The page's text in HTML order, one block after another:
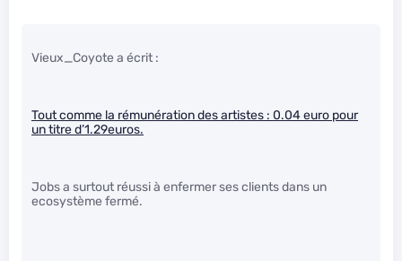
Vieux_Coyote a écrit :
Tout comme la rémunération des artistes : 0.04 euro pour
un titre d’1.29euros.
Jobs a surtout réussi à enfermer ses clients dans un
ecosystème fermé.